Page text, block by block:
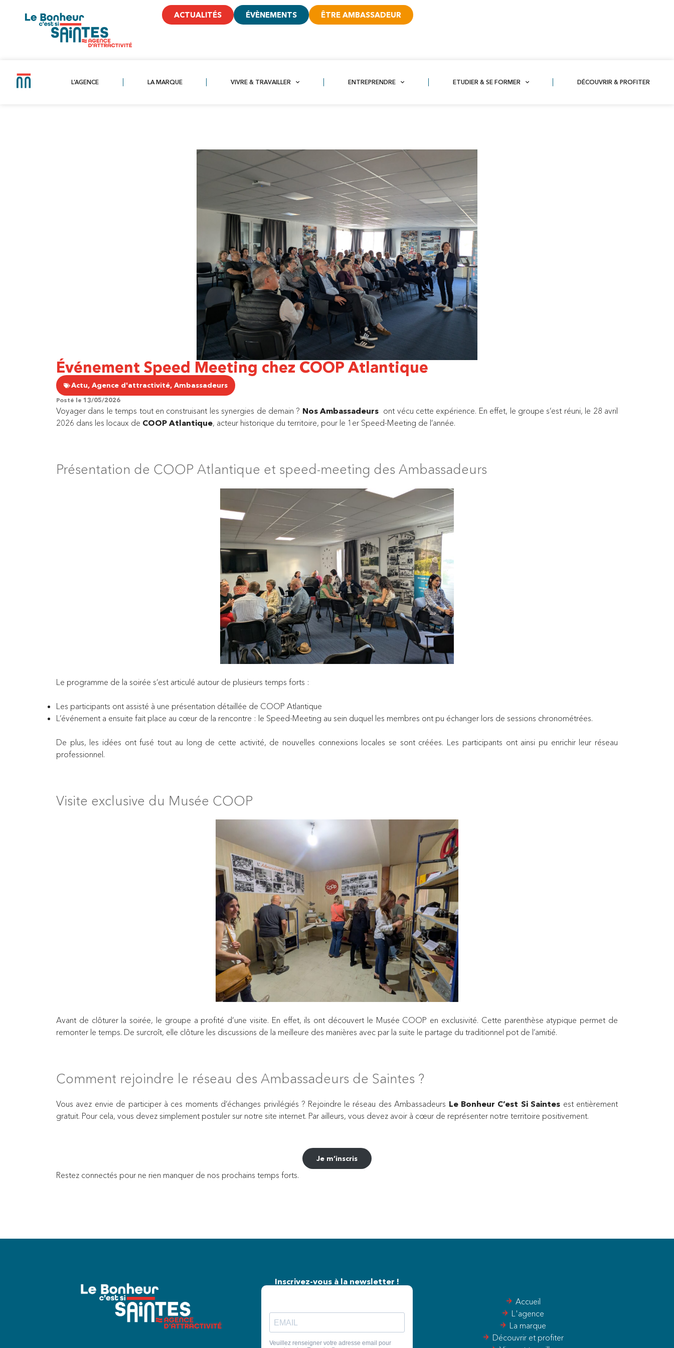
ACTUALITÉS ÉVÈNEMENTS ÊTRE AMBASSADEUR
L’AGENCE LA MARQUE VIVRE & TRAVAILLER ENTREPRENDRE ETUDIER & SE FORMER DÉCOUVRIR & PROFITER
Événement Speed Meeting chez COOP Atlantique
Actu, Agence d'attractivité, Ambassadeurs
Posté le 13/05/2026
Voyager dans le temps tout en construisant les synergies de demain ? Nos Ambassadeurs ont vécu cette expérience. En effet, le groupe s’est réuni, le 28 avril
2026 dans les locaux de COOP Atlantique, acteur historique du territoire, pour le 1er Speed-Meeting de l’année.
Présentation de COOP Atlantique et speed-meeting des Ambassadeurs
Le programme de la soirée s’est articulé autour de plusieurs temps forts :
Les participants ont assisté à une présentation détaillée de COOP Atlantique
L’événement a ensuite fait place au cœur de la rencontre : le Speed-Meeting au sein duquel les membres ont pu échanger lors de sessions chronométrées.
De plus, les idées ont fusé tout au long de cette activité, de nouvelles connexions locales se sont créées. Les participants ont ainsi pu enrichir leur réseau
professionnel.
Visite exclusive du Musée COOP
Avant de clôturer la soirée, le groupe a profité d’une visite. En effet, ils ont découvert le Musée COOP en exclusivité. Cette parenthèse atypique permet de
remonter le temps. De surcroît, elle clôture les discussions de la meilleure des manières avec par la suite le partage du traditionnel pot de l’amitié.
Comment rejoindre le réseau des Ambassadeurs de Saintes ?
Vous avez envie de participer à ces moments d’échanges privilégiés ? Rejoindre le réseau des Ambassadeurs Le Bonheur C’est Si Saintes est entièrement
gratuit. Pour cela, vous devez simplement postuler sur notre site internet. Par ailleurs, vous devez avoir à cœur de représenter notre territoire positivement.
Je m’inscris
Restez connectés pour ne rien manquer de nos prochains temps forts.
Inscrivez-vous à la newsletter !
Accueil
L'agence
La marque
Découvrir et profiter